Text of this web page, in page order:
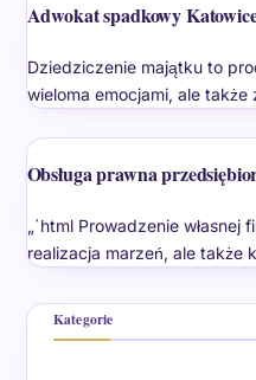
Adwokat spadkowy
Dziedziczenie majątku to
wieloma emocjami, ale
Obsługa prawna
„`html Prowadzenie własnej
realizacja marzeń, ale także
Kategorie